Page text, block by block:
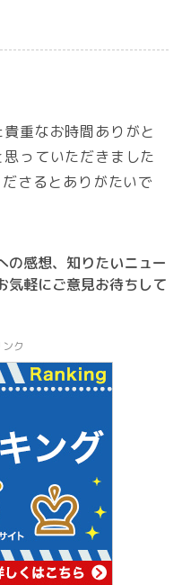
重なお時間ありがと
っていただきました
さるとありがたいで
の感想、知りたいニュー
気軽にご意見お待ちして
ク